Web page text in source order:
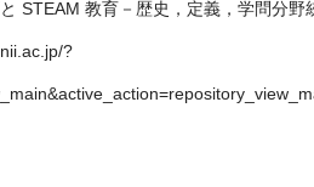
と STEAM 教育－歴史，定義，学問分
?